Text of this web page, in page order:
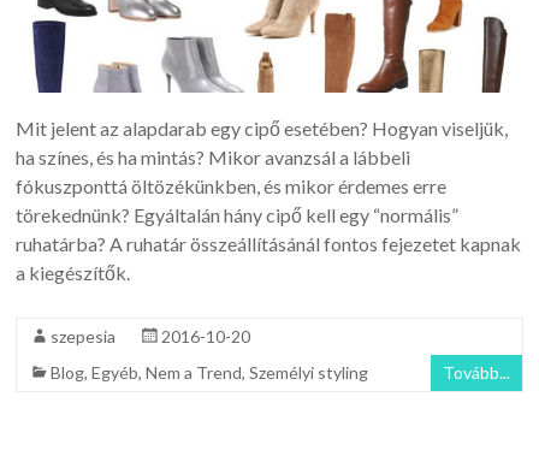
Mit jelent az alapdarab egy cipő esetében? Hogyan viseljük,
ha színes, és ha mintás? Mikor avanzsál a lábbeli
fókuszponttá öltözékünkben, és mikor érdemes erre
törekednünk? Egyáltalán hány cipő kell egy “normális”
ruhatárba? A ruhatár összeállításánál fontos fejezetet kapnak
a kiegészítők.
szepesia
2016-10-20
Blog,Egyéb,Nem a Trend,Személyi styling Tovább...